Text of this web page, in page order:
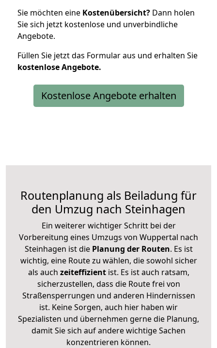
Sie möchten eine Kostenübersicht? Dann holen
Sie sich jetzt kostenlose und unverbindliche
Angebote.
Füllen Sie jetzt das Formular aus und erhalten Sie
kostenloseAngebote.
Kostenlose Angebote erhalten
Routenplanung als Beiladung für
den Umzug nach Steinhagen
Ein weiterer wichtiger Schritt bei der
Vorbereitung eines Umzugs von Wuppertal nach
Steinhagen ist diePlanung der Routen. Es ist
wichtig, eine Route zu wählen, die sowohl sicher
als auch zeiteffizientist. Es ist auch ratsam,
sicherzustellen, dass die Route frei von
Straßensperrungen und anderen Hindernissen
ist. Keine Sorgen, auch hier haben wir
Spezialisten und übernehmen gerne die Planung,
damit Sie sich auf andere wichtige Sachen
konzentrieren können.